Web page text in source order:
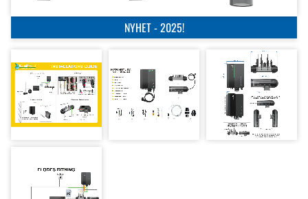
NYHET - 2025!